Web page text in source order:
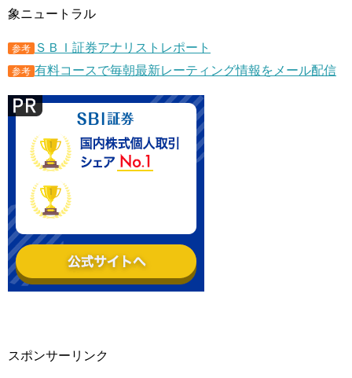
象ニュートラル
参考 ＳＢＩ証券アナリストレポート
参考 有料コースで毎朝最新レーティング情報をメール配信
スポンサーリンク